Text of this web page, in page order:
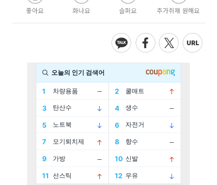
좋아요 화나요 슬퍼요 추가취재 원해요